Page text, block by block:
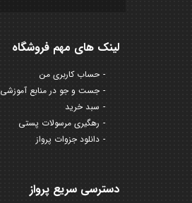
لینک های مهم فروشگاه
حساب کاربری من
جست و جو در منابع آموزشی
سبد خرید
رهگیری مرسولات پستی
دانلود جزوات پرواز
دسترسی سریع پرواز